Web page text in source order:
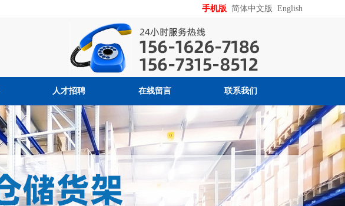
手机版 简体中文版 English
人才招聘 在线留言 联系我们